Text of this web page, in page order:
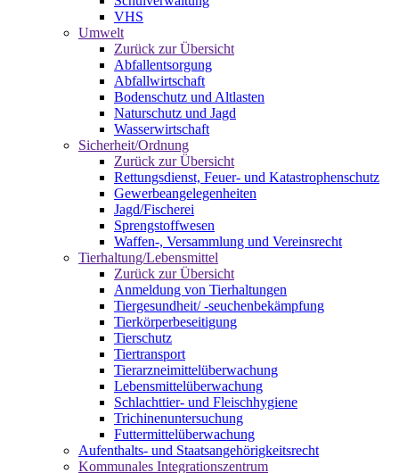
VHS
Umwelt
Zurück zur Übersicht
Abfallentsorgung
Abfallwirtschaft
Bodenschutz und Altlasten
Naturschutz und Jagd
Wasserwirtschaft
Sicherheit/Ordnung
Zurück zur Übersicht
Rettungsdienst, Feuer- und Katastrophenschutz
Gewerbeangelegenheiten
Jagd/Fischerei
Sprengstoffwesen
Waffen-, Versammlung und Vereinsrecht
Tierhaltung/Lebensmittel
Zurück zur Übersicht
Anmeldung von Tierhaltungen
Tiergesundheit/ -seuchenbekämpfung
Tierkörperbeseitigung
Tierschutz
Tiertransport
Tierarzneimittelüberwachung
Lebensmittelüberwachung
Schlachttier- und Fleischhygiene
Trichinenuntersuchung
Futtermittelüberwachung
Aufenthalts- und Staatsangehörigkeitsrecht
Kommunales Integrationszentrum